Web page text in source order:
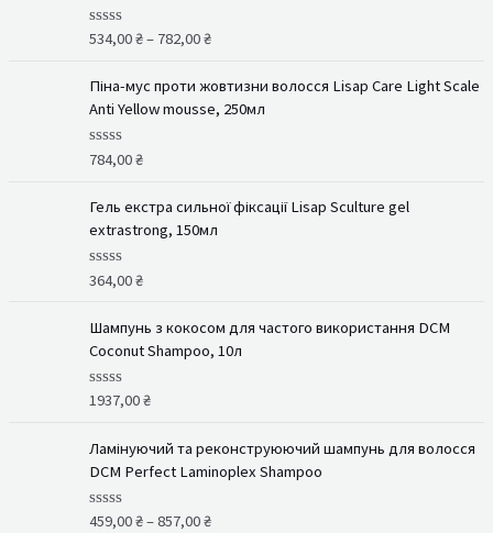
О
н
н
о
в
0
534,00₴– 782,00₴
Піна-мус проти жовтизни волосся Lisap Care Light Scale
Anti Yellow mousse, 250мл
О
н
н
о
в
0
784,00₴
Гель екстра сильної фіксації Lisap Sculture gel
extrastrong, 150мл
О
н
н
о
в
0
364,00₴
Шампунь з кокосом для частого використання DCM
Coconut Shampoo, 10л
О
н
н
о
в
0
1937,00₴
Ламінуючий та реконструюючий шампунь для волосся
DCM Perfect Laminoplex Shampoo
О
459,00₴–857,00₴